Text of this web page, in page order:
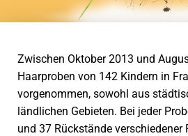
Zwischen Oktober 2013 und
Haarproben von 142 Kindern in
vorgenommen, sowohl aus
ländlichen Gebieten. Bei jeder
und 37 Rückstände verschiedener